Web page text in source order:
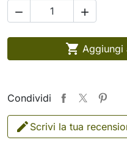
 
 Aggiungi
Condividi
Scrivi la tua